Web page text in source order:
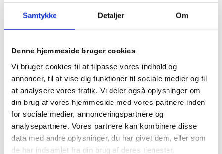
Samtykke Detaljer Om
Denne hjemmeside bruger cookies
Vi bruger cookies til at tilpasse vores indhold og
annoncer, til at vise dig funktioner til sociale medier og til
at analysere vores trafik. Vi deler også oplysninger om
din brug af vores hjemmeside med vores partnere inden
for sociale medier, annonceringspartnere og
analysepartnere. Vores partnere kan kombinere disse
data med andre oplysninger, du har givet dem, eller som
de har indsamlet fra din brug af deres tjenester.
PSA betyder (Prostata Specifikt Antigen) og
dannes i prostata. PSA-tallet stiger typisk ved
forskellige sygdomme i prostata.
Du kan læse resultaterne af forsøgene her
er desværre skrevet på en blanding af engelsk
og forskersprog.
Hvad er prostata?
Prostata er en kirtel, der sidder rundt om
urinrøret under blæren. Dens formål er at